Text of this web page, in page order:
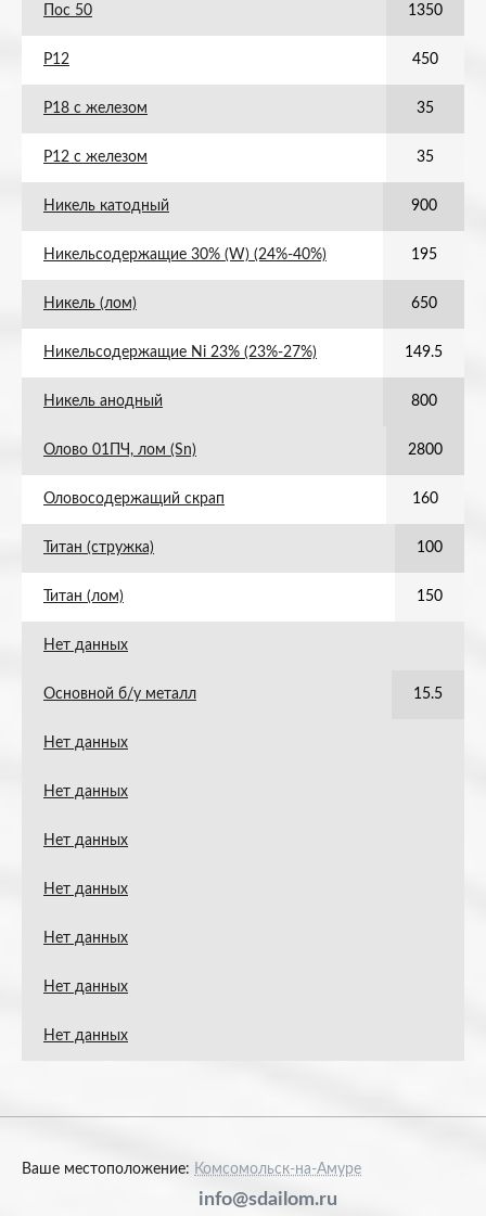
Пос 50 1350
Р12 450
Р18 с железом 35
Р12 с железом 35
Никель катодный 900
Никельсодержащие 30% (W) (24%-40%) 195
Никель (лом) 650
Никельсодержащие Ni 23% (23%-27%) 149.5
Никель анодный 800
Олово 01ПЧ, лом (Sn) 2800
Оловосодержащий скрап 160
Титан (стружка) 100
Титан (лом) 150
Нет данных
Основной б/у металл 15.5
Нет данных
Нет данных
Нет данных
Нет данных
Нет данных
Нет данных
Нет данных
Ваше местоположение: Комсомольск-на-Амуре
info@sdailom.ru